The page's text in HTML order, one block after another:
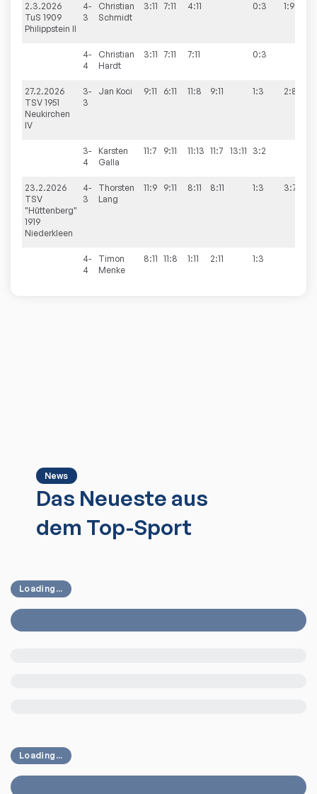
2.3.2026
TuS 1909
Philippstein II
4-
3
Christian
Schmidt
3:11 7:11 4:11 0:3 1:9
4-
4
Christian
Hardt
3:11 7:11 7:11 0:3
27.2.2026
TSV 1951
Neukirchen
IV
3-
3
Jan Koci 9:11 6:11 11:8 9:11 1:3 2:8
3-
4
Karsten
Galla
11:7 9:11 11:13 11:7 13:11 3:2
23.2.2026
TSV
"Hüttenberg"
1919
Niederkleen
4-
3
Thorsten
Lang
11:9 9:11 8:11 8:11 1:3 3:7
4-
4
Timon
Menke
8:11 11:8 1:11 2:11 1:3
News
Das Neueste aus
dem Top-Sport
Loading...
Loading...